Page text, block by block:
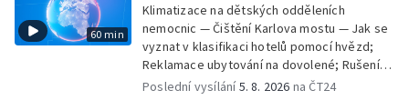
60 min
Klimatizace na dětských odděleních
nemocnic — Čištění Karlova mostu — Jak se
vyznat v klasifikaci hotelů pomocí hvězd;
Reklamace ubytování na dovolené; Rušení
dovolené kvůli přírodním živlům; Práva
Poslední vysílání5. 8. 2026 na ČT24